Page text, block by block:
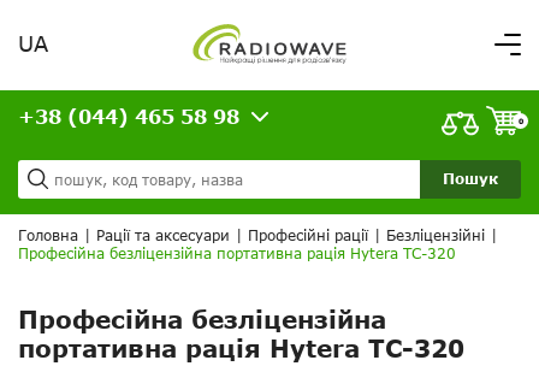
Вітаємо,
увійдіть в особистий кабінет
Доставка та оплата
Кредит
Статті
Контакти
ВАШЕ ЗАМОВЛЕННЯ
UA
Пошук
+38 (044) 465 58 98 0
Головна Рації та аксесуари Професійні рації Безліцензійні
Професійна безліцензійна портативна рація Hytera TC-320
Професійна безліцензійна
портативна рація Hytera TC-320